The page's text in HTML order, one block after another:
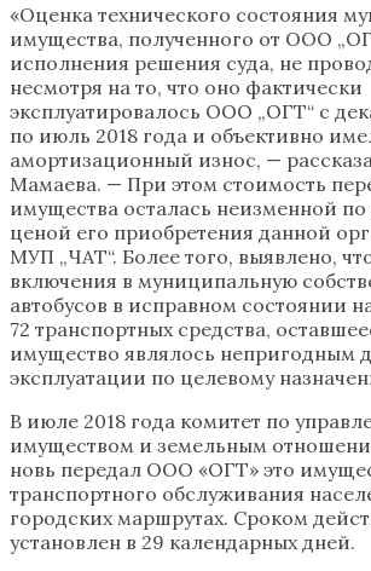
«Оценка технического состояния
имущества, полученного от ООО
исполнения решения суда, не
несмотря на то, что оно фактически
эксплуатировалось ООО „ОГТ“ с
по июль 2018 года и объективно
амортизационный износ, —
Мамаева. — При этом стоимость
имущества осталась неизменной
ценой его приобретения данной
МУП „ЧАТ“. Более того, выявлено,
включения в муниципальную
автобусов в исправном состоянии
72 транспортных средства,
имущество являлось непригодным
эксплуатации по целевому
В июле 2018 года комитет по
имуществом и земельным
новь передал ООО «ОГТ» это
транспортного обслуживания
городских маршрутах. Сроком
установлен в 29 календарных дней.